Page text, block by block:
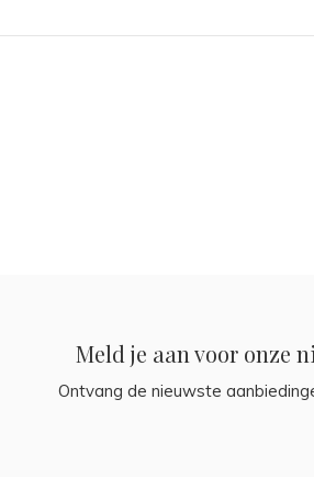
Meld je aan voor onze
Ontvang de nieuwste